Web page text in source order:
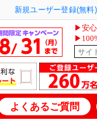
新規ユーザー登録(無料)
▶安
よくあるご質問